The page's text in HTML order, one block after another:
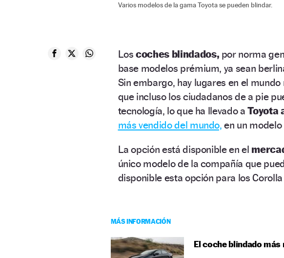
Varios modelos de la gama Toyota se pueden blindar.
Loscoches blindados, por norma
base modelos prémium, ya sean
Sin embargo, hay lugares en el
que incluso los ciudadanos de a pie
tecnología, lo que ha llevado aToyota
más vendido del mundo, en un
La opción está disponible en el
único modelo de la compañía que
disponible esta opción para los Corolla
MÁS INFORMACIÓN
El coche blindado